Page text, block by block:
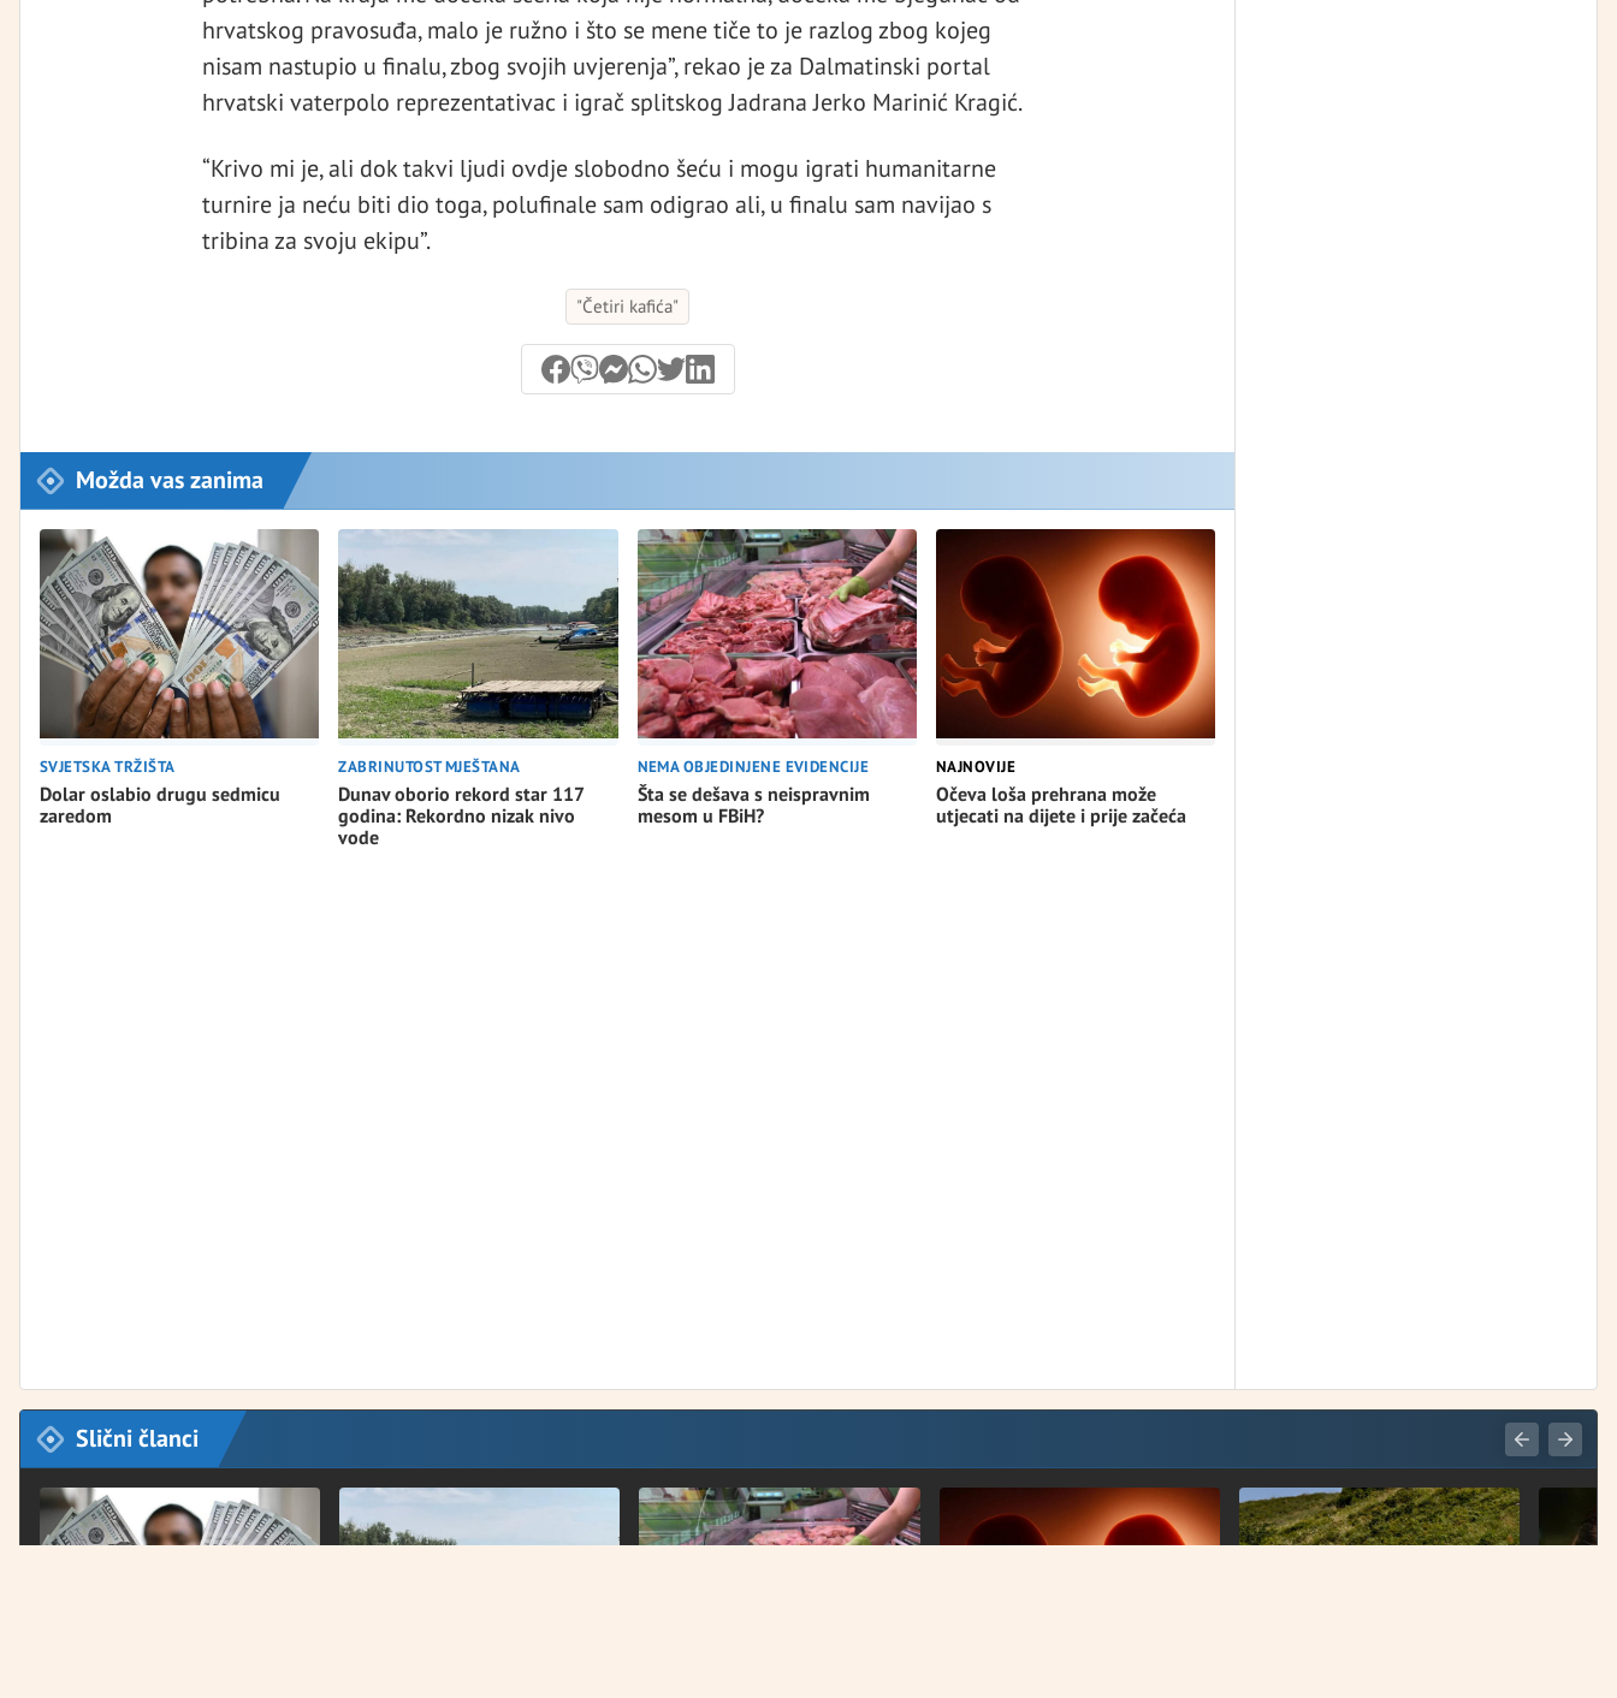
hrvatskog pravosuđa, malo je ružno i što se mene tiče to je razlog zbog kojeg
nisam nastupio u finalu, zbog svojih uvjerenja”, rekao je za Dalmatinski portal
hrvatski vaterpolo reprezentativac i igrač splitskog Jadrana Jerko Marinić Kragić.
“Krivo mi je, ali dok takvi ljudi ovdje slobodno šeću i mogu igrati humanitarne
turnire ja neću biti dio toga, polufinale sam odigrao ali, u finalu sam navijao s
tribina za svoju ekipu”.
"Četiri kafića"
Možda vas zanima
SVJETSKA TRŽIŠTA
Dolar oslabio drugu sedmicu
zaredom
ZABRINUTOST MJEŠTANA
Dunav oborio rekord star 117
godina: Rekordno nizak nivo
vode
NEMA OBJEDINJENE EVIDENCIJE
Šta se dešava s neispravnim
mesom u FBiH?
NAJNOVIJE
Očeva loša prehrana može
utjecati na dijete i prije začeća
Slični članci